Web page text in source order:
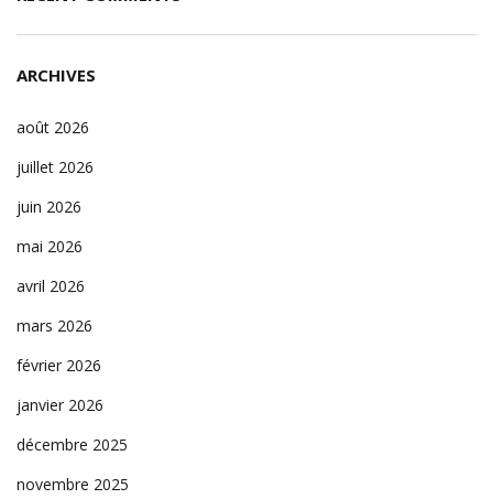
ARCHIVES
août 2026
juillet 2026
juin 2026
mai 2026
avril 2026
mars 2026
février 2026
janvier 2026
décembre 2025
novembre 2025